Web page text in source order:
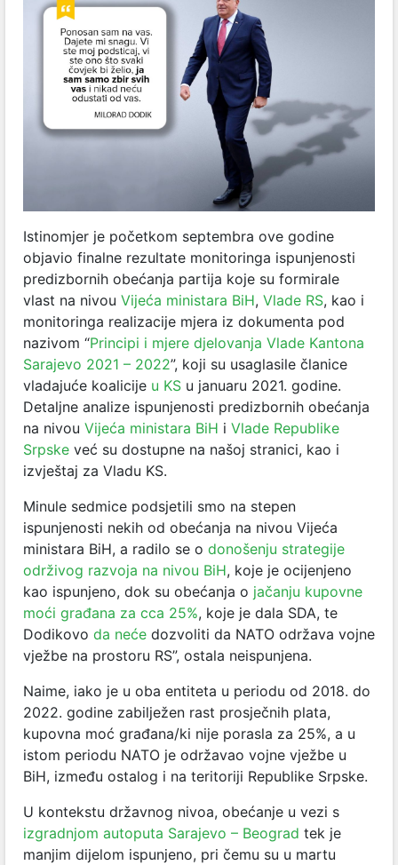
Istinomjer je početkom septembra ove godine
objavio finalne rezultate monitoringa ispunjenosti
predizbornih obećanja partija koje su formirale
vlast na nivou Vijeća ministara BiH, Vlade RS, kao i
monitoringa realizacije mjera iz dokumenta pod
nazivom “Principi i mjere djelovanja Vlade Kantona
Sarajevo 2021 – 2022”, koji su usaglasile članice
vladajuće koalicije u KS u januaru 2021. godine.
Detaljne analize ispunjenosti predizbornih obećanja
na nivou Vijeća ministara BiH i Vlade Republike
Srpske već su dostupne na našoj stranici, kao i
izvještaj za Vladu KS.
Minule sedmice podsjetili smo na stepen
ispunjenosti nekih od obećanja na nivou Vijeća
ministara BiH, a radilo se o donošenju strategije
održivog razvoja na nivou BiH, koje je ocijenjeno
kao ispunjeno, dok su obećanja o jačanju kupovne
moći građana za cca 25%, koje je dala SDA, te
Dodikovo da neće dozvoliti da NATO održava vojne
vježbe na prostoru RS”, ostala neispunjena.
Naime, iako je u oba entiteta u periodu od 2018. do
2022. godine zabilježen rast prosječnih plata,
kupovna moć građana/ki nije porasla za 25%, a u
istom periodu NATO je održavao vojne vježbe u
BiH, između ostalog i na teritoriji Republike Srpske.
U kontekstu državnog nivoa, obećanje u vezi s
izgradnjom autoputa Sarajevo – Beograd tek je
manjim dijelom ispunjeno, pri čemu su u martu